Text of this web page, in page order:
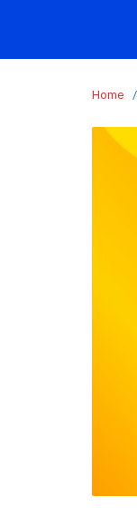
content
Home